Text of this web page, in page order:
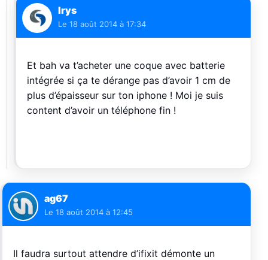
Irys
Le 18 août 2014 à 17:34
Et bah va t’acheter une coque avec batterie
intégrée si ça te dérange pas d’avoir 1 cm de
plus d’épaisseur sur ton iphone ! Moi je suis
content d’avoir un téléphone fin !
ag67
Le 18 août 2014 à 12:45
Il faudra surtout attendre d’ifixit démonte un